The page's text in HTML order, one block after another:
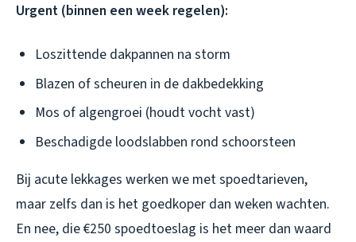
Urgent (binnen een week regelen):
Loszittende dakpannen na storm
Blazen of scheuren in de dakbedekking
Mos of algengroei (houdt vocht vast)
Beschadigde loodslabben rond schoorsteen
Bij acute lekkages werken we met spoedtarieven,
maar zelfs dan is het goedkoper dan weken wachten.
En nee, die €250 spoedtoeslag is het meer dan waard